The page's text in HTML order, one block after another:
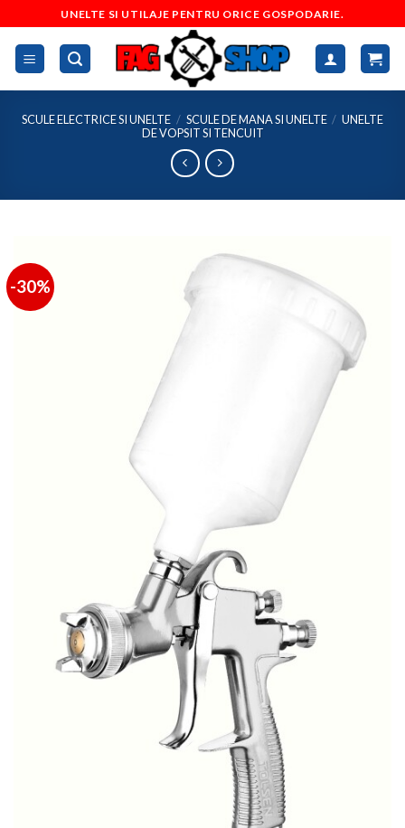
to
content
UNELTE SI UTILAJE PENTRU ORICE GOSPODARIE.
SCULE ELECTRICE SI UNELTE / SCULE DE MANA SI UNELTE / UNELTE
DE VOPSIT SI TENCUIT
-30%